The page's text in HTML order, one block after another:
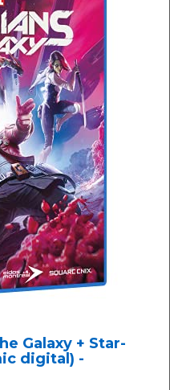
Galaxy + Star-
digital) -